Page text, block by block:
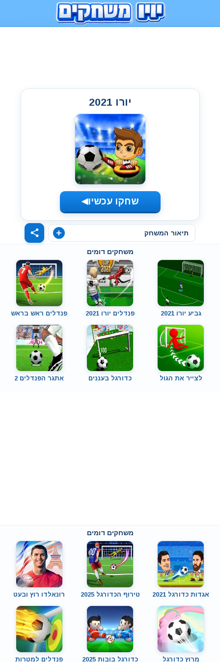
יורו 2021
שחקו עכשיו◀
תיאור המשחק
משחקים דומים
גביע יורו 2021 פנדלים יורו 2021 פנדלים ראש בראש
לצייר את הגול כדורגל בעננים אתגר הפנדלים 2
משחקים דומים
אגדות כדורגל 2021 טירוף הכדורגל 2025 רונאלדו רוץ ובעט
מרוץ כדורגל כדורגל בובות 2025 פנדלים למטרות